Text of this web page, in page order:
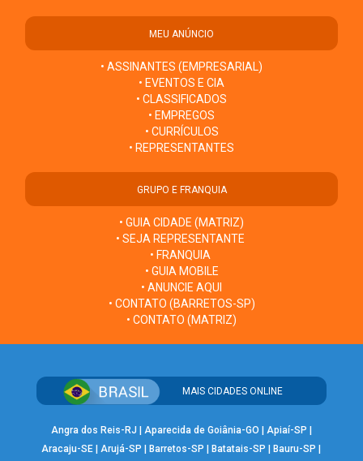
MEU ANÚNCIO
• ASSINANTES (EMPRESARIAL)
• EVENTOS E CIA
• CLASSIFICADOS
• EMPREGOS
• CURRÍCULOS
• REPRESENTANTES
GRUPO E FRANQUIA
• GUIA CIDADE (MATRIZ)
• SEJA REPRESENTANTE
• FRANQUIA
• GUIA MOBILE
• ANUNCIE AQUI
• CONTATO (BARRETOS-SP)
• CONTATO (MATRIZ)
MAIS CIDADES ONLINE
Angra dos Reis-RJ Aparecida de Goiânia-GO Apiaí-SP
Aracaju-SE |Arujá-SP Barretos-SP Batatais-SP Bauru-SP